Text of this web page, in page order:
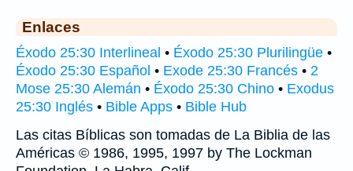
Enlaces
Éxodo 25:30 Interlineal • Éxodo 25:30 Plurilingüe •
Éxodo 25:30 Español • Exode 25:30 Francés • 2
Mose 25:30 Alemán • Éxodo 25:30 Chino • Exodus
25:30 Inglés • Bible Apps • Bible Hub
Las citas Bíblicas son tomadas de La Biblia de las
Américas © 1986, 1995, 1997 by The Lockman